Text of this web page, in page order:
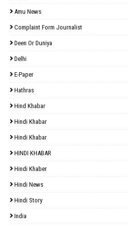
Amu News
Complaint Form Journalist
Deen Or Duniya
Delhi
E-Paper
Hathras
Hind Khabar
Hindi Khabar
Hindi Khabar
HINDI KHABAR
Hindi Khaber
Hindi News
Hindi Story
India